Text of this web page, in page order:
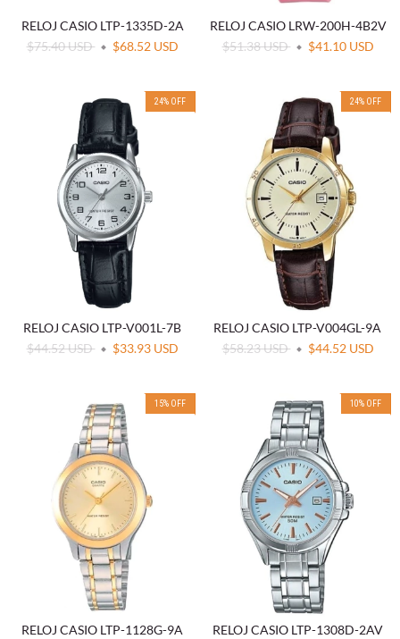
RELOJ CASIO LTP-1335D-2A
$75.40 USD
$68.52 USD
RELOJ CASIO LRW-200H-4B2V
$51.38 USD
$41.10 USD
24% OFF
RELOJ CASIO LTP-V001L-7B
$44.52 USD
$33.93 USD
24% OFF
RELOJ CASIO LTP-V004GL-9A
$58.23 USD
$44.52 USD
15% OFF
RELOJ CASIO LTP-1128G-9A
10% OFF
RELOJ CASIO LTP-1308D-2AV